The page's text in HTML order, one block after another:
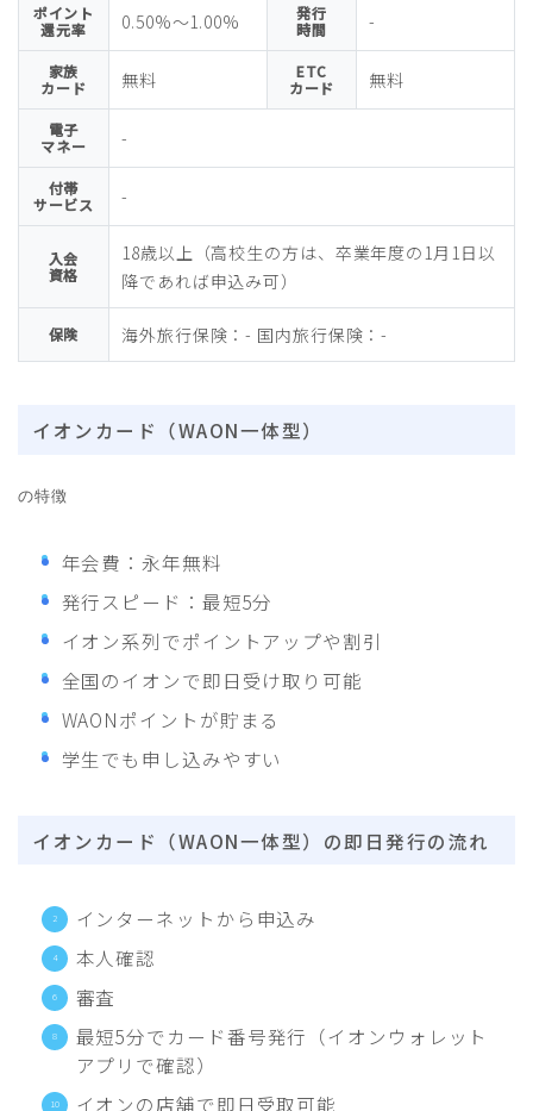
ポイント
還元率
0.50%〜1.00%
発行
時間
-
家族
カード
無料
ETC
カード
無料
電子
マネー
-
付帯
サービス
-
入会
資格
18歳以上（高校生の方は、卒業年度の1月1日以
降であれば申込み可）
保険 海外旅行保険：- 国内旅行保険：-
イオンカード（WAON一体型）
の特徴
年会費：永年無料
発行スピード：最短5分
イオン系列でポイントアップや割引
全国のイオンで即日受け取り可能
WAONポイントが貯まる
学生でも申し込みやすい
イオンカード（WAON一体型）の即日発行の流れ
インターネットから申込み
本人確認
審査
最短5分でカード番号発行（イオンウォレット
アプリで確認）
イオンの店舗で即日受取可能